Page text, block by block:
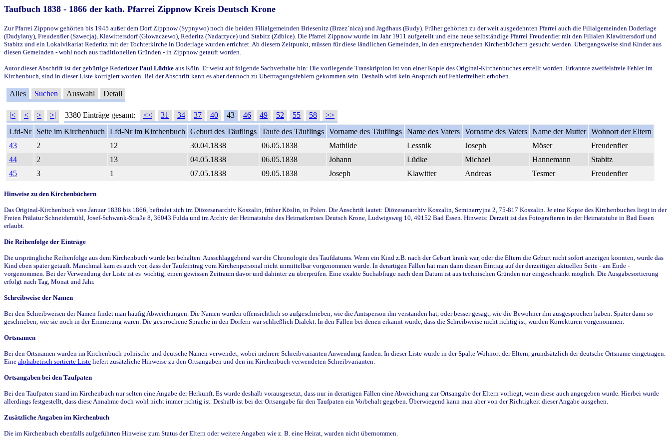
Taufbuch 1838 - 1866 der kath. Pfarrei Zippnow Kreis Deutsch Krone
Zur Pfarrei Zippnow gehörten bis 1945 außer dem Dorf Zippnow (Sypnywo) noch die beiden Filialgemeinden Briesenitz (Brzez`nica) und Jagdhaus (Budy). Früher gehörten zu der weit ausgedehnten Pfarrei auch die Filialgemeinden Doderlage
(Dudylany), Freudenfier (Szwecja), Klawittersdorf (Glowaczewo), Rederitz (Nadarzyce) und Stabitz (Zdbice). Die Pfarrei Zippnow wurde im Jahr 1911 aufgeteilt und eine neue selbständige Pfarrei Freudenfier mit den Filialen Klawittersdorf und
Stabitz und ein Lokalvikariat Rederitz mit der Tochterkirche in Doderlage wurden errichtet. Ab diesem Zeitpunkt, müssen für diese ländlichen Gemeinden, in den entsprechenden Kirchenbüchern gesucht werden. Übergangsweise sind Kinder aus
diesen Gemeinden - wohl noch aus traditionellen Gründen - in Zippnow getauft worden.
Autor dieser Abschrift ist der gebürtige RederitzerPaul Lüdtke aus Köln. Er weist auf folgende Sachverhalte hin: Die vorliegende Transkription ist von einer Kopie des Original-Kirchenbuches erstellt worden. Erkannte zweifelsfreie Fehler im
Kirchenbuch, sind in dieser Liste korrigiert worden. Bei der Abschrift kann es aber dennoch zu Übertragungsfehlern gekommen sein. Deshalb wird kein Anspruch auf Fehlerfreiheit erhoben.
Alles Suchen Auswahl Detail
|< < > >| 3380 Einträge gesamt: << 31 34 37 40 43 46 49 52 55 58
>>
Lfd-Nr
Seite im Kirchenbuch Lfd-Nr im Kirchenbuch Geburt des Täuflings Taufe des Täuflings Vorname des Täuflings Name des Vaters Vorname des Vaters Name der Mutter Wohnort der Eltern
43
2 12 30.04.1838 06.05.1838 Mathilde Lessnik Joseph Möser
Freudenfier
44
2 13 04.05.1838 06.05.1838 Johann Lüdke Michael Hannemann
Stabitz
45
3 1 07.05.1838 09.05.1838 Joseph Klawitter Andreas Tesmer Freudenfier
Hinweise zu den Kirchenbüchern
Das Original-Kirchenbuch von Januar 1838 bis 1866, befindet sich im Diözesanarchiv Koszalin, früher Köslin, in Polen. Die Anschrift lautet: Diözesanarchiv Koszalin, Seminarryjna 2, 75-817 Koszalin. Je eine Kopie des Kirchenbuches liegt in der
Freien Prälatur Schneidemühl, Josef-Schwank-Straße 8, 36043 Fulda und im Archiv der Heimatstube des Heimatkreises Deutsch Krone, Ludwigsweg 10, 49152 Bad Essen. Hinweis: Derzeit ist das Fotografieren in der Heimatstube in Bad Essen
erlaubt.
Die Reihenfolge der Einträge
Die ursprüngliche Reihenfolge aus dem Kirchenbuch wurde bei behalten. Ausschlaggebend war die Chronologie des Taufdatums. Wenn ein Kind z.B. nach der Geburt krank war, oder die Eltern die Geburt nicht sofort anzeigen konnten, wurde das
Kind eben später getauft. Manchmal kam es auch vor, dass der Taufeintrag vom Kirchenpersonal nicht unmittelbar vorgenommen wurde. In derartigen Fällen hat man dann diesen Eintrag auf der derzeitigen aktuellen Seite - am Ende -
vorgenommen. Bei der Verwendung der Liste ist es wichtig, einen gewissen Zeitraum davor und dahinter zu überprüfen. Eine exakte Suchabfrage nach dem Datum ist aus technischen Gründen nur eingeschränkt möglich. Die Ausgabesortierung
erfolgt nach Tag, Monat und Jahr.
Schreibweise der Namen
Bei den Schreibweisen der Namen findet man häufig Abweichungen. Die Namen wurden offensichtlich so aufgeschrieben, wie die Amtsperson ihn verstanden hat, oder besser gesagt, wie die Bewohner ihn ausgesprochen haben. Später dann so
geschrieben, wie sie noch in der Erinnerung waren. Die gesprochene Sprache in den Dörfern war schließlich Dialekt. In den Fällen bei denen erkannt wurde, dass die Schreibweise nicht richtig ist, wurden Korrekturen vorgenommen.
Ortsnamen
Bei den Ortsnamen wurden im Kirchenbuch polnische und deutsche Namen verwendet, wobei mehrere Schreibvarianten Anwendung fanden. In dieser Liste wurde in der Spalte Wohnort der Eltern, grundsätzlich der deutsche Ortsname eingetragen.
Eine alphabetisch sortierte Liste liefert zusätzliche Hinweise zu den Ortsangaben und den im Kirchenbuch verwendeten Schreibvarianten.
Ortsangaben bei den Taufpaten
Bei den Taufpaten stand im Kirchenbuch nur selten eine Angabe der Herkunft. Es wurde deshalb vorausgesetzt, dass nur in derartigen Fällen eine Abweichung zur Ortsangabe der Eltern vorliegt, wenn diese auch angegeben wurde. Hierbei wurde
allerdings festgestellt, dass diese Annahme doch wohl nicht immer richtig ist. Deshalb ist bei der Ortsangabe für den Taufpaten ein Vorbehalt gegeben. Überwiegend kann man aber von der Richtigkeit dieser Angabe ausgehen.
Zusätzliche Angaben im Kirchenbuch
Die im Kirchenbuch ebenfalls aufgeführten Hinweise zum Status der Eltern oder weitere Angaben wie z. B. eine Heirat, wurden nicht übernommen.